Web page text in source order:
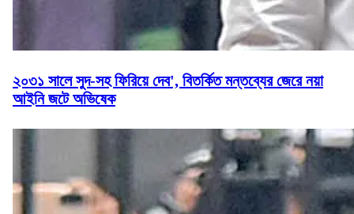
২০৩১ সালে সুদ-সহ ফিরিয়ে দেব', বিতর্কিত মন্তব্যের জেরে নয়া
আইনি জটে অভিষেক